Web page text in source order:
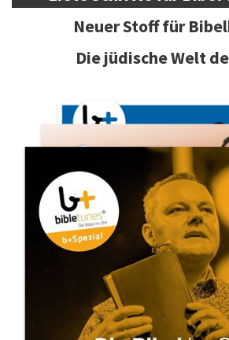
Neuer Stoff für
Die jüdische Welt